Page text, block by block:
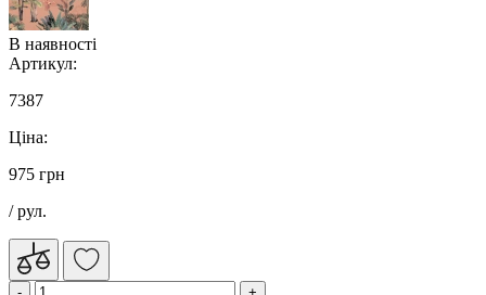
В наявності
Артикул:
7387
Ціна:
975 грн
/ рул.